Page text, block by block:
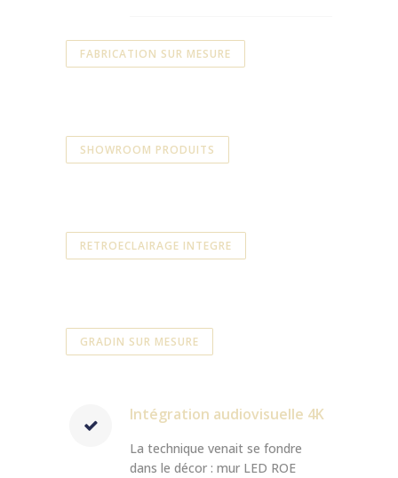
FABRICATION SUR MESURE
SHOWROOM PRODUITS
RETROECLAIRAGE INTEGRE
GRADIN SUR MESURE
Intégration audiovisuelle 4K
La technique venait se fondre
dans le décor : mur LED ROE